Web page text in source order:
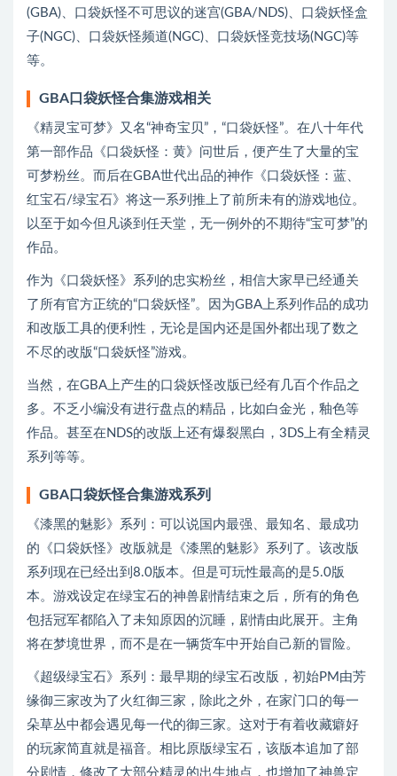
(GBA)、口袋妖怪不可思议的迷宫(GBA/NDS)、口袋妖怪盒
子(NGC)、口袋妖怪频道(NGC)、口袋妖怪竞技场(NGC)等
等。
GBA口袋妖怪合集游戏相关
《精灵宝可梦》又名“神奇宝贝”，“口袋妖怪”。在八十年代
第一部作品《口袋妖怪：黄》问世后，便产生了大量的宝
可梦粉丝。而后在GBA世代出品的神作《口袋妖怪：蓝、
红宝石/绿宝石》将这一系列推上了前所未有的游戏地位。
以至于如今但凡谈到任天堂，无一例外的不期待“宝可梦”的
作品。
作为《口袋妖怪》系列的忠实粉丝，相信大家早已经通关
了所有官方正统的“口袋妖怪”。因为GBA上系列作品的成功
和改版工具的便利性，无论是国内还是国外都出现了数之
不尽的改版“口袋妖怪”游戏。
当然，在GBA上产生的口袋妖怪改版已经有几百个作品之
多。不乏小编没有进行盘点的精品，比如白金光，釉色等
作品。甚至在NDS的改版上还有爆裂黑白，3DS上有全精灵
系列等等。
GBA口袋妖怪合集游戏系列
《漆黑的魅影》系列：可以说国内最强、最知名、最成功
的《口袋妖怪》改版就是《漆黑的魅影》系列了。该改版
系列现在已经出到8.0版本。但是可玩性最高的是5.0版
本。游戏设定在绿宝石的神兽剧情结束之后，所有的角色
包括冠军都陷入了未知原因的沉睡，剧情由此展开。主角
将在梦境世界，而不是在一辆货车中开始自己新的冒险。
《超级绿宝石》系列：最早期的绿宝石改版，初始PM由芳
缘御三家改为了火红御三家，除此之外，在家门口的每一
朵草丛中都会遇见每一代的御三家。这对于有着收藏癖好
的玩家简直就是福音。相比原版绿宝石，该版本追加了部
分剧情，修改了大部分精灵的出生地点，也增加了神兽定